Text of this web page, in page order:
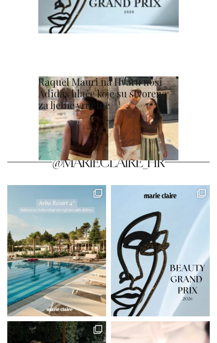
Raquel Mauri na Hvaru nosi
Adidas hlače koje su stvorene
za ljetne vrućine
@MARIECLAIRE_HR